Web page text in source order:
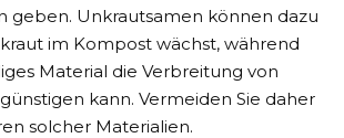
geben. Unkrautsamen können dazu
im Kompost wächst, während
Material die Verbreitung von
kann. Vermeiden Sie daher
solcher Materialien.